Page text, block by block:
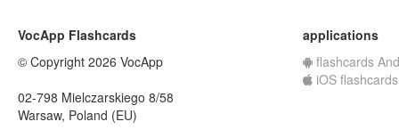
VocApp Flashcards
© Copyright 2026 VocApp
02-798 Mielczarskiego 8/58
Warsaw, Poland (EU)
applications
flashcards
iOS flashcards